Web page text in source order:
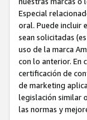
Especial
oral. Puede incluir
sean solicitadas
uso de la marca
con lo anterior. En
certificación de
de marketing
legislación similar
las normas y